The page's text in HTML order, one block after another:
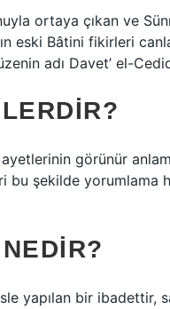
ortaya çıkan ve
eski Bâtini fikirleri
adı Davet’ el-
görünür
bu şekilde
yapılan bir ibadettir,